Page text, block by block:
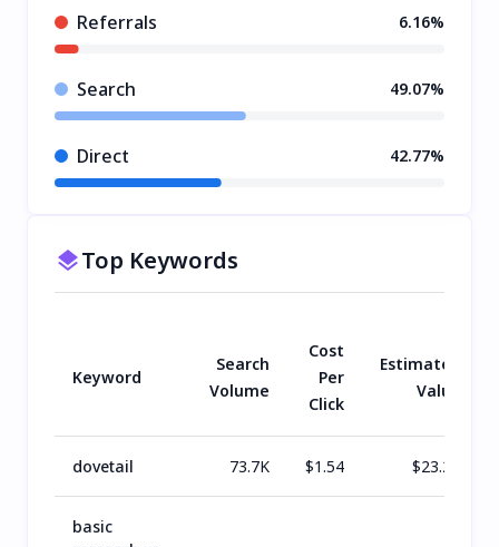
Referrals 6.16%
Search 49.07%
Direct 42.77%
Top Keywords
Keyword
Search
Volume
Cost
Per
Click
Estimated
Value
dovetail 73.7K $1.54 $23.2K
basic